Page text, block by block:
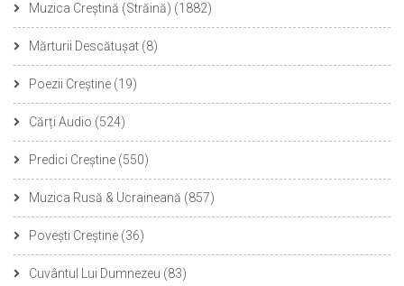
Muzica Creștină (Străină) (1882)
Mărturii Descătușat (8)
Poezii Creștine (19)
Cărți Audio (524)
Predici Creștine (550)
Muzica Rusă & Ucraineană (857)
Povești Creștine (36)
Cuvântul Lui Dumnezeu (83)